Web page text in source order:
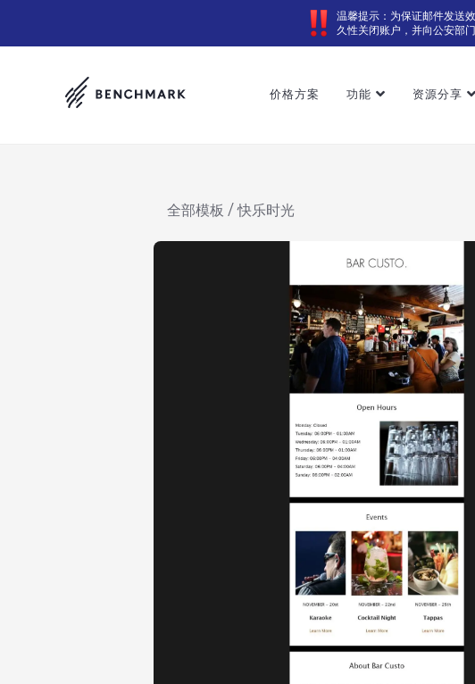
温馨提示：为保证邮件发送
久性关闭账户，并向公安部
价格方案 功能 资源分享
全部模板 / 快乐时光